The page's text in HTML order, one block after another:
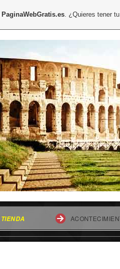
TIENDA
PaginaWebGratis.es. ¿Quieres tener